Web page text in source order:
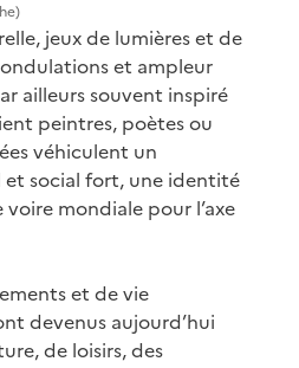
jeux de lumières et de
et ampleur
ailleurs souvent inspiré
peintres, poètes ou
véhiculent un
social fort, une identité
mondiale pour l’axe
et de vie
devenus aujourd’hui
de loisirs, des